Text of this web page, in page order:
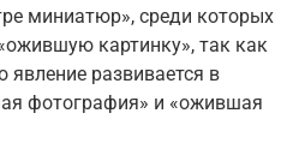
миниатюр», среди которых
картинку», так как
развивается в
фотография» и «ожившая